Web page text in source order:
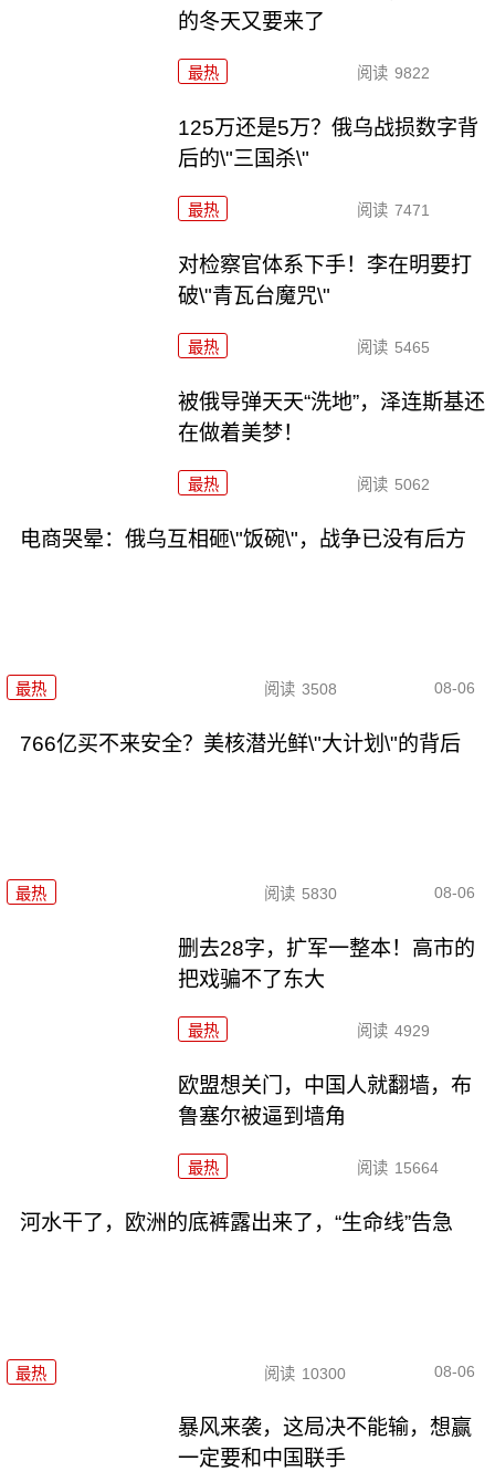
的冬天又要来了
最热 阅读 9822
125万还是5万？俄乌战损数字背
后的\"三国杀\"
最热 阅读 7471
对检察官体系下手！李在明要打
破\"青瓦台魔咒\"
最热 阅读 5465
被俄导弹天天“洗地”，泽连斯基还
在做着美梦！
最热 阅读 5062
电商哭晕：俄乌互相砸\"饭碗\"，战争已没有后方
最热 阅读 3508 08-06
766亿买不来安全？美核潜光鲜\"大计划\"的背后
最热 阅读 5830 08-06
删去28字，扩军一整本！高市的
把戏骗不了东大
最热 阅读 4929
欧盟想关门，中国人就翻墙，布
鲁塞尔被逼到墙角
最热 阅读 15664
河水干了，欧洲的底裤露出来了，“生命线”告急
最热 阅读 10300 08-06
暴风来袭，这局决不能输，想赢
一定要和中国联手